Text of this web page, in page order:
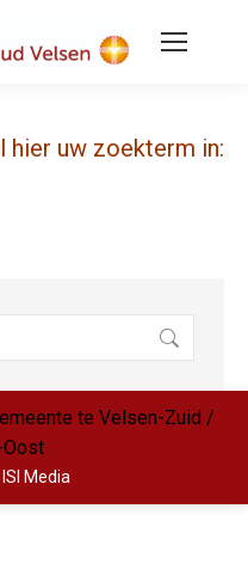
hier uw zoekterm in:
te Velsen-Zuid /
Media